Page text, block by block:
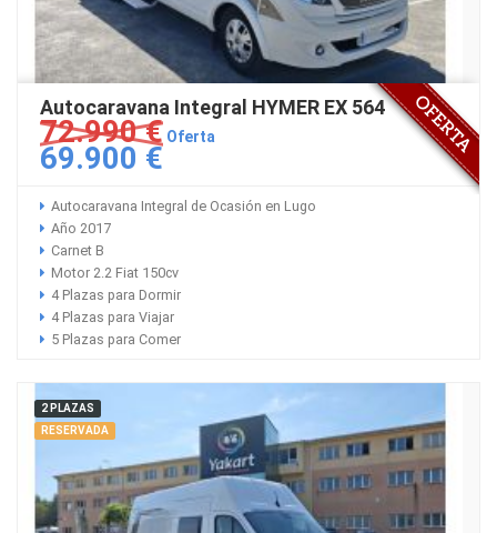
Autocaravana Integral HYMER EX 564
72.990 € Oferta
69.900 €
Autocaravana Integral de Ocasión en Lugo
Año 2017
Carnet B
Motor 2.2 Fiat 150cv
4 Plazas para Dormir
4 Plazas para Viajar
5 Plazas para Comer
2 PLAZAS
RESERVADA